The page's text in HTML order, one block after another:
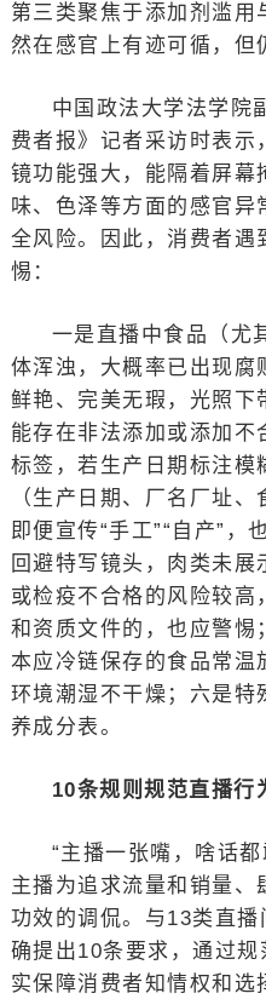
第三类聚焦于添加剂滥用
然在感官上有迹可循，但
中国政法大学法学院
费者报》记者采访时表
镜功能强大，能隔着屏幕
味、色泽等方面的感官异
全风险。因此，消费者遇
惕：
一是直播中食品（尤
体浑浊，大概率已出现腐
鲜艳、完美无瑕，光照下
能存在非法添加或添加不
标签，若生产日期标注模
（生产日期、厂名厂址
即便宣传“手工”“自产”，
回避特写镜头，肉类未
或检疫不合格的风险较
和资质文件的，也应警惕
本应冷链保存的食品常温
环境潮湿不干燥；六是特
养成分表。
10条规则规范直播行
“主播一张嘴，啥话
主播为追求流量和销量、
功效的调侃。与13类直
确提出10条要求，通过
实保障消费者知情权和选